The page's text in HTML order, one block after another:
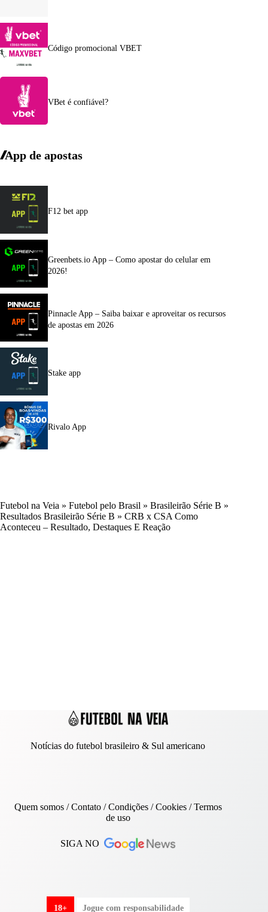
Código promocional VBET
VBet é confiável?
App de apostas
F12 bet app
Greenbets.io App – Como apostar do celular em
2026!
Pinnacle App – Saiba baixar e aproveitar os recursos
de apostas em 2026
Stake app
Rivalo App
Futebol na Veia » Futebol pelo Brasil » Brasileirão Série B »
Resultados Brasileirão Série B » CRB x CSA Como
Aconteceu – Resultado, Destaques E Reação
Notícias do futebol brasileiro & Sul americano
Quem somos/Contato/ Condições /Cookies/Termos
de uso
SIGA NO
18+ Jogue com responsabilidade